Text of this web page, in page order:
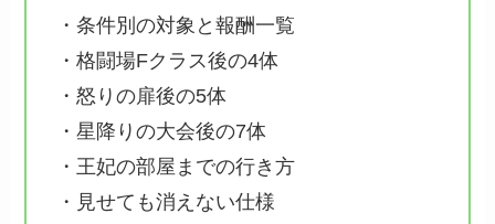
・条件別の対象と報酬一覧
・格闘場Fクラス後の4体
・怒りの扉後の5体
・星降りの大会後の7体
・王妃の部屋までの行き方
・見せても消えない仕様